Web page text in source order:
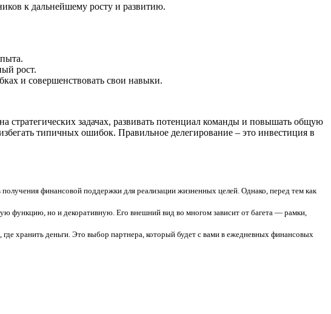
к дальнейшему росту и развитию.
рост.
и совершенствовать свои навыки.
стратегических задачах, развивать потенциал команды и повышать общую
типичных ошибок. Правильное делегирование – это инвестиция в
финансовой поддержки для реализации жизненных целей. Однако, перед тем как
функцию, но и декоративную. Его внешний вид во многом зависит от багета — рамки,
хранить деньги. Это выбор партнера, который будет с вами в ежедневных финансовых